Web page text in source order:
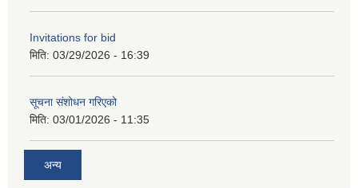
Invitations for bid
मिति: 03/29/2026 - 16:39
सूचना संशोधन गरिएको
मिति: 03/01/2026 - 11:35
अन्य